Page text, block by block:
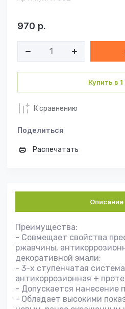
970 р.
Купить в 1
К сравнению
Поделиться
Распечатать
Описание
Преимущества:
- Совмещает свойства
ржавчины,
декоративной эмали;
- 3-х ступенчатая
антикоррозионная +
- Допускается нанесение
- Обладает высокими